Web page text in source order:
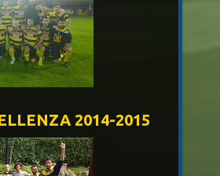
2014-2015